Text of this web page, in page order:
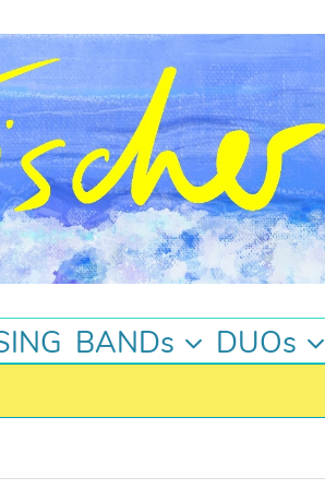
BANDs DUOs